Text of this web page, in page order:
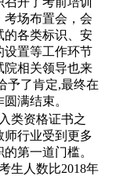
考场布置会，会
的各类标识、安
设置等工作环节
院相关领导也来
予了肯定,最终在
满结束。
类资格证书之
师行业受到更多
第一道门槛。
生人数比2018年